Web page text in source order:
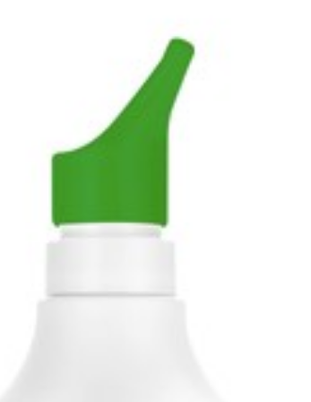
38 mm
Dieetbeperkingen